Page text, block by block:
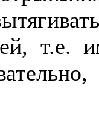
т.е.